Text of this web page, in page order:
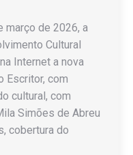
março de 2026, a
Cultural
Internet a nova
Escritor, com
cultural, com
Simões de Abreu
cobertura do